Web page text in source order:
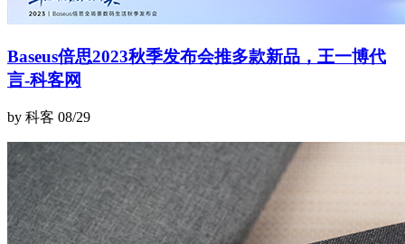
Baseus倍思2023秋季发布会推多款新品，王一博代
言-科客网
by 科客 08/29